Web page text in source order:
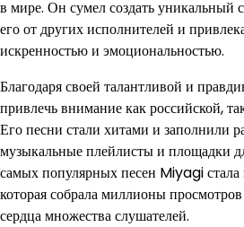
в мире. Он сумел создать уникальный
его от других исполнителей и
искренностью и эмоциональностью.
Благодаря своей талантливой и
привлечь внимание как российской,
Его песни стали хитами и заполнили
музыкальные плейлисты и площадки
самых популярных песен Miyagi стала
которая собрала миллионы
сердца множества слушателей.